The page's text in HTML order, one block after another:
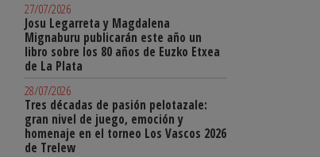
27/07/2026
Josu Legarreta y Magdalena
Mignaburu publicarán este año un
libro sobre los 80 años de Euzko Etxea
de La Plata
28/07/2026
Tres décadas de pasión pelotazale:
gran nivel de juego, emoción y
homenaje en el torneo Los Vascos 2026
de Trelew